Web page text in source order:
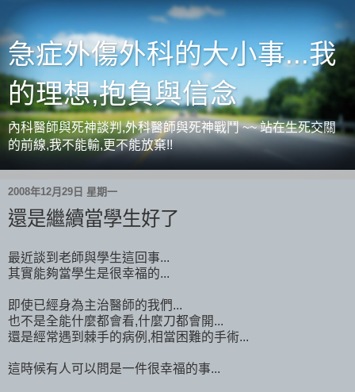
急症外傷外科的大小事...我
的理想,抱負與信念
內科醫師與死神談判,外科醫師與死神戰鬥 ~~ 站在生死交關
的前線,我不能輸,更不能放棄!!
2008年12月29日 星期一
還是繼續當學生好了
最近談到老師與學生這回事...
其實能夠當學生是很幸福的...
即使已經身為主治醫師的我們...
也不是全能什麼都會看,什麼刀都會開...
還是經常遇到棘手的病例,相當困難的手術...
這時候有人可以問是一件很幸福的事...